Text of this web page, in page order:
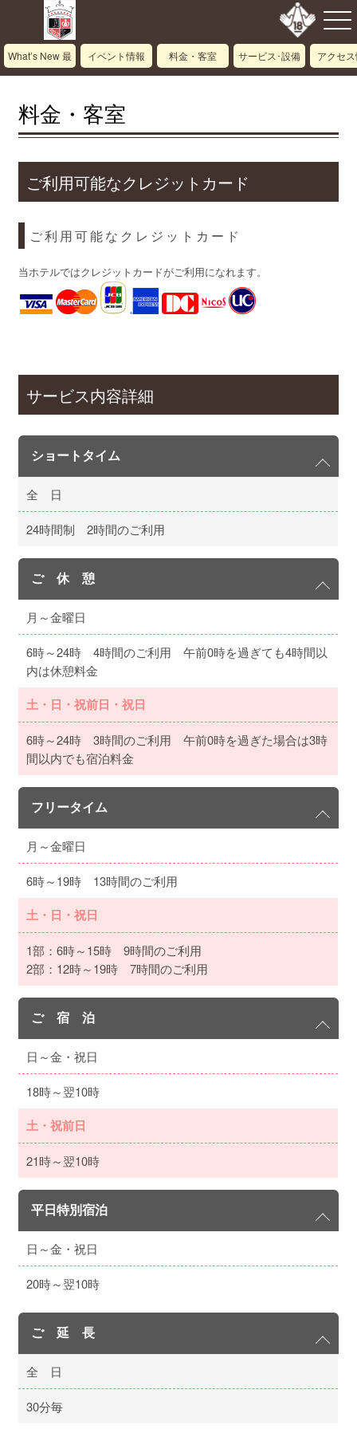
What’s New 最
新情報
イベント情報 料金・客室 サービス･設備 アクセ
料金・客室
ご利用可能なクレジットカード
ご利用可能なクレジットカード
当ホテルではクレジットカードがご利用になれます。
サービス内容詳細
ショートタイム
全 日
24時間制 2時間のご利用
ご 休 憩
月～金曜日
6時～24時 4時間のご利用 午前0時を過ぎても4時間以
内は休憩料金
土・日・祝前日・祝日
6時～24時 3時間のご利用 午前0時を過ぎた場合は3時
間以内でも宿泊料金
フリータイム
月～金曜日
6時～19時 13時間のご利用
土・日・祝日
1部：6時～15時 9時間のご利用
2部：12時～19時 7時間のご利用
ご 宿 泊
日～金・祝日
18時～翌10時
土・祝前日
21時～翌10時
平日特別宿泊
日～金・祝日
20時～翌10時
ご 延 長
全 日
30分毎